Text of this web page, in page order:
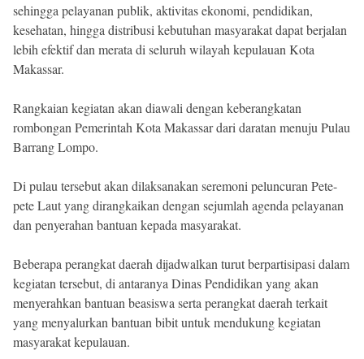
sehingga pelayanan publik, aktivitas ekonomi, pendidikan,
kesehatan, hingga distribusi kebutuhan masyarakat dapat berjalan
lebih efektif dan merata di seluruh wilayah kepulauan Kota
Makassar.
Rangkaian kegiatan akan diawali dengan keberangkatan
rombongan Pemerintah Kota Makassar dari daratan menuju Pulau
Barrang Lompo.
Di pulau tersebut akan dilaksanakan seremoni peluncuran Pete-
pete Laut yang dirangkaikan dengan sejumlah agenda pelayanan
dan penyerahan bantuan kepada masyarakat.
Beberapa perangkat daerah dijadwalkan turut berpartisipasi dalam
kegiatan tersebut, di antaranya Dinas Pendidikan yang akan
menyerahkan bantuan beasiswa serta perangkat daerah terkait
yang menyalurkan bantuan bibit untuk mendukung kegiatan
masyarakat kepulauan.